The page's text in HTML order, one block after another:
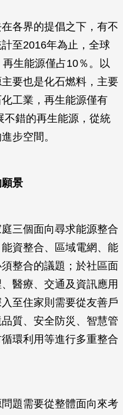
各界的提倡之下，有不
至2016年為止，全球
生能源僅占10％。以
要也是化石燃料，主要
工業，再生能源僅有
不錯的再生能源，從統
步空間。
景
三個面向尋求能源整合
資整合、區域電網、能
整合的議題；於社區面
醫療、交通及資訊應用
至住家則需要從友善戶
質、安全防災、智慧管
環利用等進行多重整合
題需要從整體面向來考